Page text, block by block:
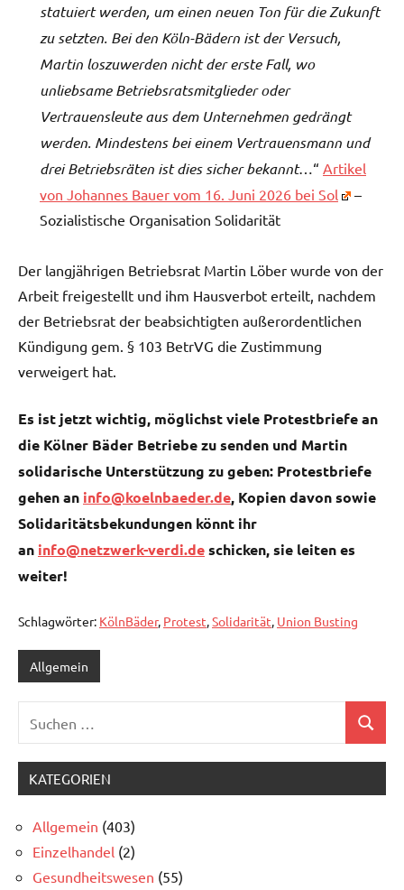
statuiert werden, um einen neuen Ton für die Zukunft
zu setzten. Bei den Köln-Bädern ist der Versuch,
Martin loszuwerden nicht der erste Fall, wo
unliebsame Betriebsratsmitglieder oder
Vertrauensleute aus dem Unternehmen gedrängt
werden. Mindestens bei einem Vertrauensmann und
drei Betriebsräten ist dies sicher bekannt…“ Artikel
von Johannes Bauer vom 16. Juni 2026 bei Sol
–
Sozialistische Organisation Solidarität
Der langjährigen Betriebsrat Martin Löber wurde von der
Arbeit freigestellt und ihm Hausverbot erteilt, nachdem
der Betriebsrat der beabsichtigten außerordentlichen
Kündigung gem. § 103 BetrVG die Zustimmung
verweigert hat.
Es ist jetzt wichtig, möglichst viele Protestbriefe an
die Kölner Bäder Betriebe zu senden und Martin
solidarische Unterstützung zu geben: Protestbriefe
gehen an info@koelnbaeder.de, Kopien davon sowie
Solidaritätsbekundungen könnt ihr
an info@netzwerk-verdi.deschicken, sie leiten es
weiter!
Schlagwörter: KölnBäder, Protest,Solidarität, Union Busting
Allgemein
nach:
Suchen
KATEGORIEN
Allgemein (403)
Einzelhandel (2)
Gesundheitswesen (55)